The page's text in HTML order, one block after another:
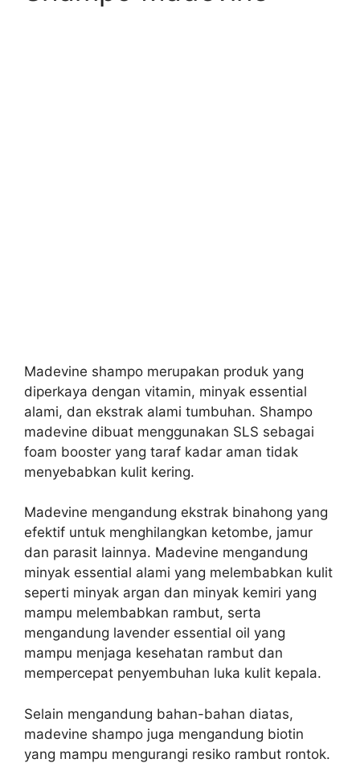
Madevine shampo merupakan produk yang
diperkaya dengan vitamin, minyak essential
alami, dan ekstrak alami tumbuhan. Shampo
madevine dibuat menggunakan SLS sebagai
foam booster yang taraf kadar aman tidak
menyebabkan kulit kering.
Madevine mengandung ekstrak binahong yang
efektif untuk menghilangkan ketombe, jamur
dan parasit lainnya. Madevine mengandung
minyak essential alami yang melembabkan kulit
seperti minyak argan dan minyak kemiri yang
mampu melembabkan rambut, serta
mengandung lavender essential oil yang
mampu menjaga kesehatan rambut dan
mempercepat penyembuhan luka kulit kepala.
Selain mengandung bahan-bahan diatas,
madevine shampo juga mengandung biotin
yang mampu mengurangi resiko rambut rontok.